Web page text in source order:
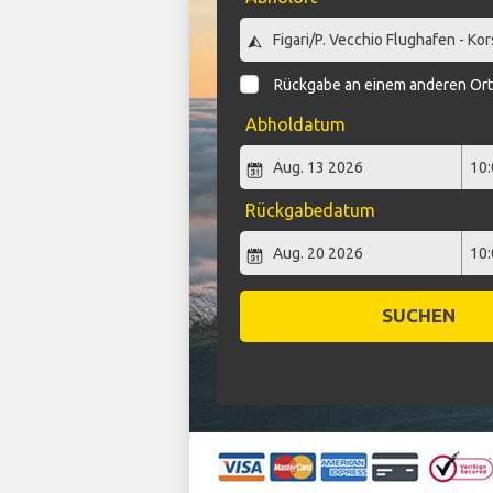
Rückgabe an einem anderen Ort
Abholdatum
Rückgabedatum
SUCHEN